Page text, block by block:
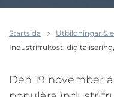
Startsida
Utbildningar &
Industrifrukost:
Den 19 november